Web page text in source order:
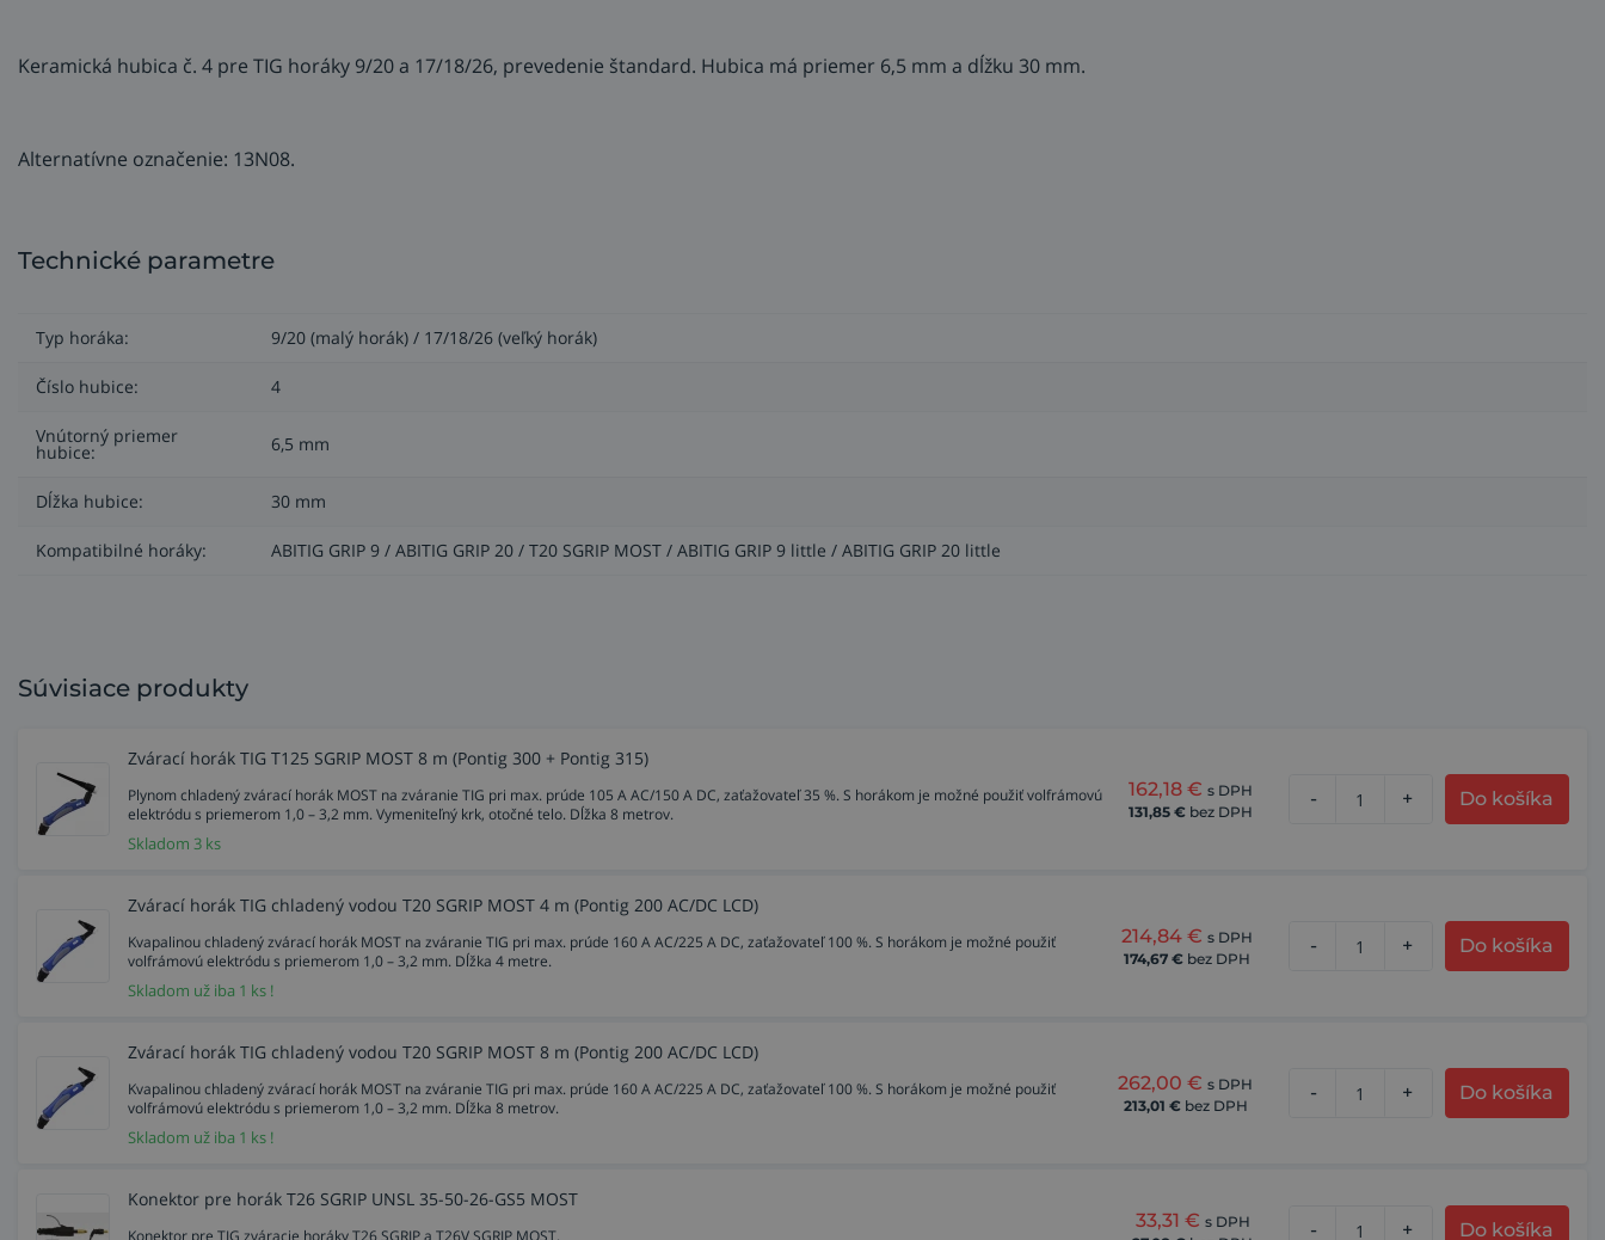
Keramická hubica č. 4 pre TIG horáky 9/20 a 17/18/26, prevedenie štandard. Hubica má priemer 6,5 mm a dĺžku 30 mm.
Alternatívne označenie: 13N08.
Technické parametre
Typ horáka: 9/20 (malý horák) / 17/18/26 (veľký horák)
Číslo hubice: 4
Vnútorný priemer
hubice: 6,5 mm
Dĺžka hubice: 30 mm
Kompatibilné horáky: ABITIG GRIP 9 / ABITIG GRIP 20 / T20 SGRIP MOST / ABITIG GRIP 9 little / ABITIG GRIP 20 little
Súvisiace produkty
Zvárací horák TIG T125 SGRIP MOST 8 m (Pontig 300 + Pontig 315)
Plynom chladený zvárací horák MOST na zváranie TIG pri max. prúde 105 A AC/150 A DC, zaťažovateľ 35 %. S horákom je možné použiť volfrámovú
elektródu s priemerom 1,0 – 3,2 mm. Vymeniteľný krk, otočné telo. Dĺžka 8 metrov.
Skladom 3 ks
162,18 € s DPH
131,85 € bez DPH
- + Do košíka
Zvárací horák TIG chladený vodou T20 SGRIP MOST 4 m (Pontig 200 AC/DC LCD)
Kvapalinou chladený zvárací horák MOST na zváranie TIG pri max. prúde 160 A AC/225 A DC, zaťažovateľ 100 %. S horákom je možné použiť
volfrámovú elektródu s priemerom 1,0 – 3,2 mm. Dĺžka 4 metre.
Skladom už iba 1 ks !
214,84 € s DPH
174,67 € bez DPH
- + Do košíka
Zvárací horák TIG chladený vodou T20 SGRIP MOST 8 m (Pontig 200 AC/DC LCD)
Kvapalinou chladený zvárací horák MOST na zváranie TIG pri max. prúde 160 A AC/225 A DC, zaťažovateľ 100 %. S horákom je možné použiť
volfrámovú elektródu s priemerom 1,0 – 3,2 mm. Dĺžka 8 metrov.
Skladom už iba 1 ks !
262,00 € s DPH
213,01 € bez DPH
- + Do košíka
Konektor pre horák T26 SGRIP UNSL 35-50-26-GS5 MOST
Konektor pre TIG zváracie horáky T26 SGRIP a T26V SGRIP MOST.
33,31 € s DPH
- + Do košíka